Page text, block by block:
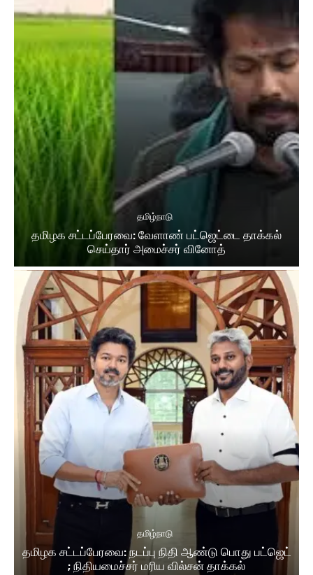
தமிழ்நாடு
தமிழக சட்​டப்​பேர​வை: வேளாண் பட்​ஜெட்டை தாக்கல்
செய்தார் அமைச்சர் வினோத்
தமிழ்நாடு
தமிழக சட்டப்பேரவை: நடப்பு நிதி ஆண்​டு பொது பட்ஜெட்
; நிதியமைச்சர் மரிய வில்சன் தாக்​கல்